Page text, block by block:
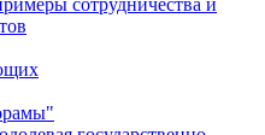
сотрудничества и